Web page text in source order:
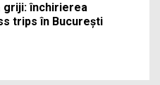
griji: închirierea
trips în București